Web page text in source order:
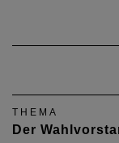
THEMA
Der